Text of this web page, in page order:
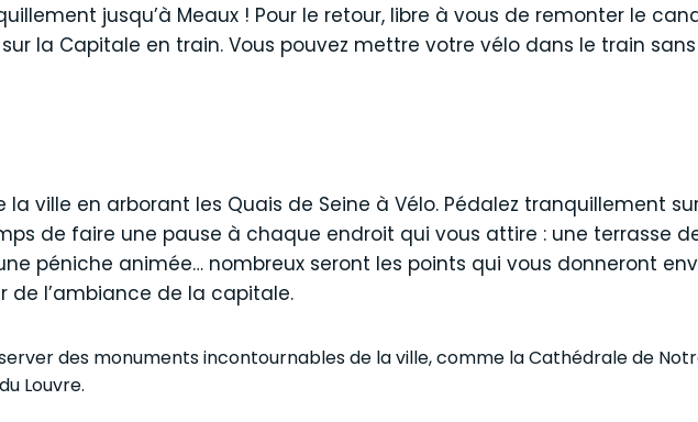
jusqu’à Meaux ! Pour le retour, libre à vous de remonter le
la Capitale en train. Vous pouvez mettre votre vélo dans le train
ville en arborant les Quais de Seine à Vélo. Pédalez tranquillement
de faire une pause à chaque endroit qui vous attire : une terrasse
péniche animée… nombreux seront les points qui vous donneront
de l’ambiance de la capitale.
des monuments incontournables de la ville, comme la Cathédrale de
Louvre.